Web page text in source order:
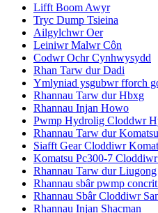
Lifft Boom Awyr
Tryc Dump Tsieina
Ailgylchwr Oer
Leiniwr Malwr Côn
Codwr Ochr Cynhwysydd
Rhan Tarw dur Dadi
Ymlyniad ysgubwr fforch
Rhannau Tarw dur Hbxg
Rhannau Injan Howo
Pwmp Hydrolig Cloddwr
Rhannau Tarw dur Komatsu
Siafft Gear Cloddiwr
Komatsu Pc300-7
Rhannau Tarw dur Liugong
Rhannau sbâr pwmp
Rhannau Sbâr Cloddiwr
Rhannau Injan Shacman